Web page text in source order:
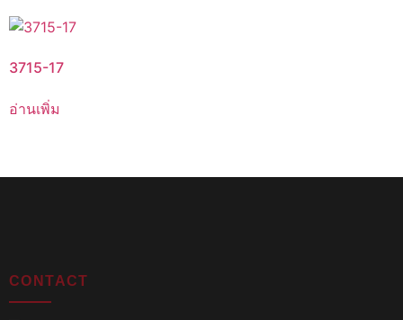
3715-17
อ่านเพิ่ม
CONTACT